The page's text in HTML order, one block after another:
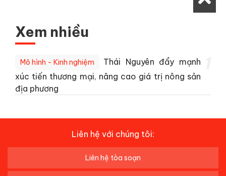
Xem nhiều
Mô hình - Kinh nghiệm
Thái Nguyên đẩy mạnh
xúc tiến thương mại, nâng cao giá trị nông sản
địa phương
Liên hệ với chúng tôi:
Liên hệ tòa soạn